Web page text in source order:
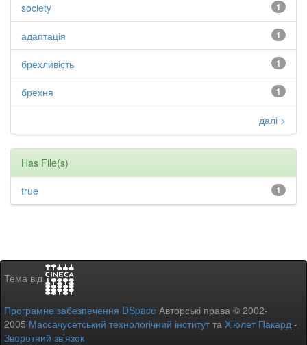
1
society
1
адаптація
1
брехливість
1
брехня
далі >
Has File(s)
1
true
Тема від
Програмне забезпечення DSpace Авторські права © 2002-
2005 Массачусетський технологічний інститутта Х’юлет Пакард -
Зворотний зв’язок